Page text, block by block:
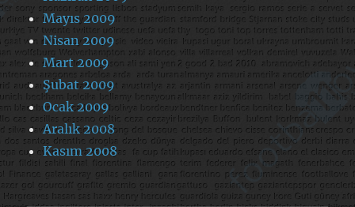
Mayıs 2009
Nisan 2009
Mart 2009
Şubat 2009
Ocak 2009
Aralık 2008
Kasım 2008